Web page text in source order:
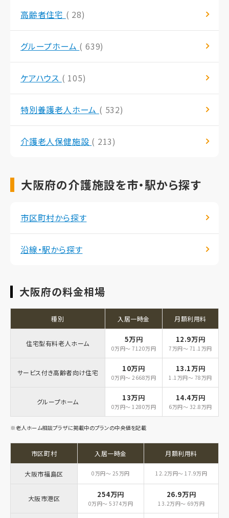
高齢者住宅 ( 28)
グループホーム ( 639)
ケアハウス ( 105)
特別養護老人ホーム ( 532)
介護老人保健施設 ( 213)
大阪府の介護施設を市・駅から探す
市区町村から探す
沿線・駅から探す
大阪府の料金相場
種別 入居一時金 月額利用料
住宅型有料老人ホーム 5万円
0万円～ 7120万円
12.9万円
7万円～ 71.1万円
サービス付き高齢者向け住宅 10万円
0万円～ 2668万円
13.1万円
1.1万円～ 78万円
グループホーム 13万円
0万円～ 1280万円
14.4万円
6万円～ 32.8万円
※老人ホーム相談プラザに掲載中のプランの中央値を記載
市区町村 入居一時金 月額利用料
大阪市福島区 0万円～ 25万円 12.2万円～ 17.9万円
大阪市港区 254万円
0万円～ 5374万円
26.9万円
13.2万円～ 69万円